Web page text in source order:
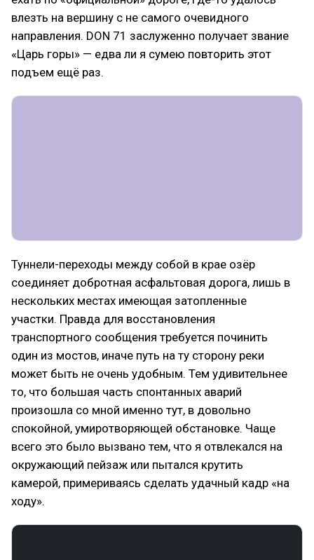
влезть на вершину с не самого очевидного
направления. DON 71 заслуженно получает звание
«Царь горы» — едва ли я сумею повторить этот
подъем ещё раз.
Туннели-переходы между собой в крае озёр
соединяет добротная асфальтовая дорога, лишь в
нескольких местах имеющая затопленные
участки. Правда для восстановления
транспортного сообщения требуется починить
один из мостов, иначе путь на ту сторону реки
может быть не очень удобным. Тем удивительнее
то, что большая часть спонтанных аварий
произошла со мной именно тут, в довольно
спокойной, умиротворяющей обстановке. Чаще
всего это было вызвано тем, что я отвлекался на
окружающий пейзаж или пытался крутить
камерой, примериваясь сделать удачный кадр «на
ходу».